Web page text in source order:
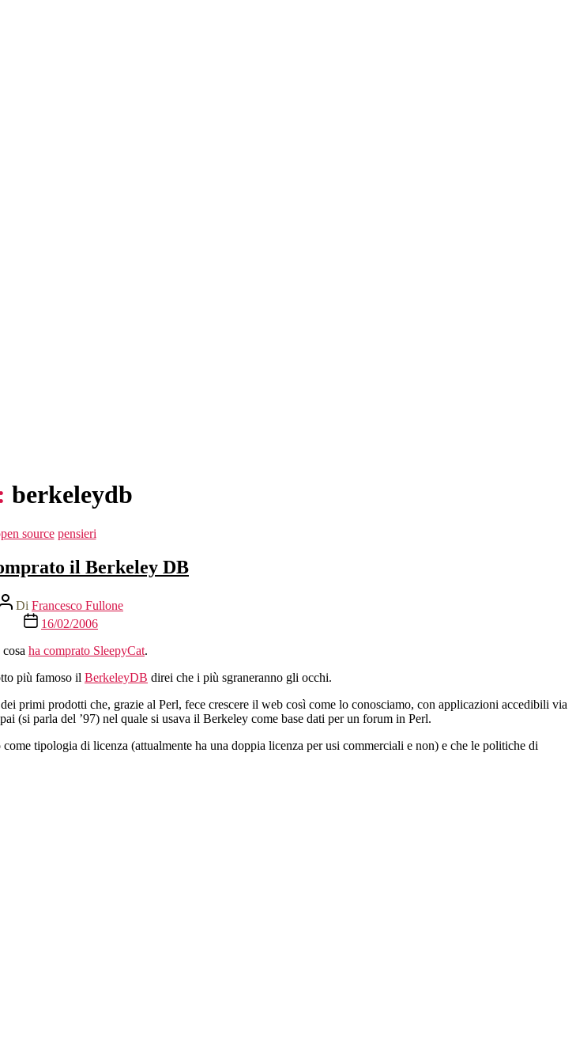
berkeleydb
Categorie
source pensieri
il Berkeley DB
Autore
Di Francesco Fullone
Data
dell'articolo
16/02/2006
ha comprato SleepyCat.
più famoso il BerkeleyDB direi che i più sgraneranno gli occhi.
primi prodotti che, grazie al Perl, fece crescere il web così come lo conosciamo, con applicazioni accedibili via
(si parla del ’97) nel quale si usava il Berkeley come base dati per un forum in Perl.
tipologia di licenza (attualmente ha una doppia licenza per usi commerciali e non) e che le politiche di